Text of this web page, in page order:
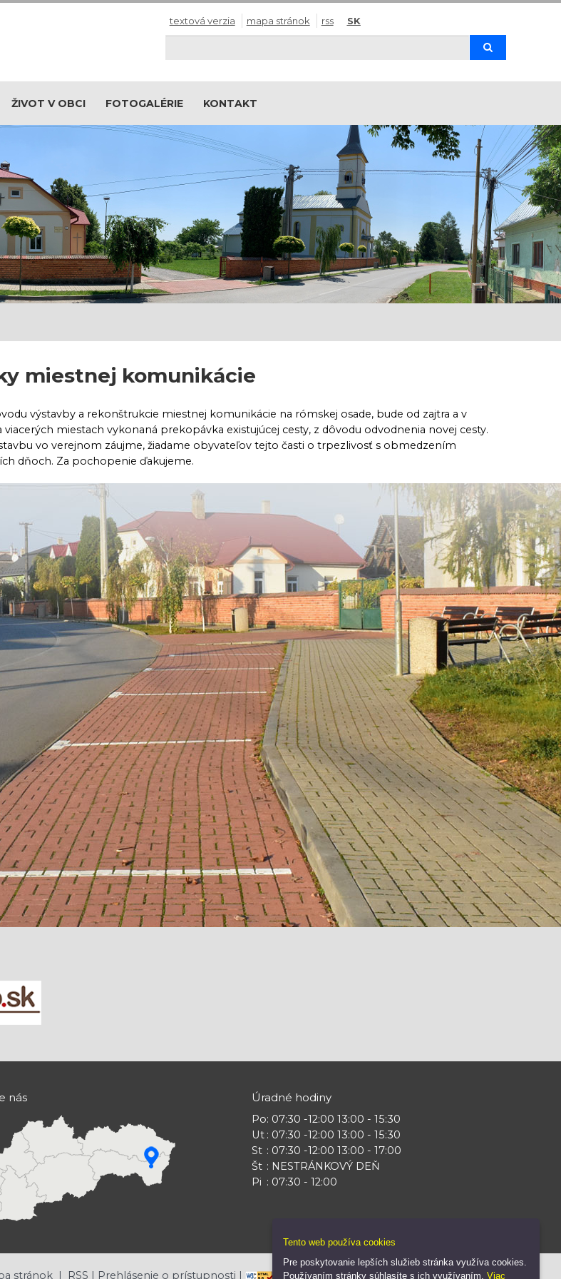
textová verzia mapa stránok rss SK
ŽIVOT V OBCI FOTOGALÉRIE KONTAKT
miestnej komunikácie
výstavby a rekonštrukcie miestnej komunikácie na rómskej osade, bude od zajtra a v
viacerých miestach vykonaná prekopávka existujúcej cesty, z dôvodu odvodnenia novej cesty.
vo verejnom záujme, žiadame obyvateľov tejto časti o trpezlivosť s obmedzením
dňoch. Za pochopenie ďakujeme.
nás Úradné hodiny
Po
Ut
St
Št
Pi
: 07:30 -12:00 13:00 - 15:30
: 07:30 -12:00 13:00 - 15:30
: 07:30 -12:00 13:00 - 17:00
: NESTRÁNKOVÝ DEŇ
: 07:30 - 12:00
stránok | RSS | Prehlásenie o prístupnosti |
Tento web používa cookies
Pre poskytovanie lepších služieb stránka využíva cookies.
Používaním stránky súhlasíte s ich využívaním. Viac